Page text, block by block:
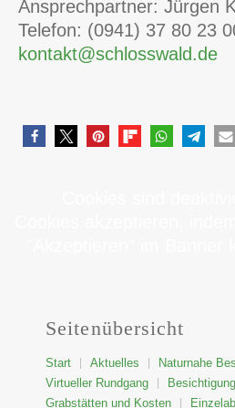
Ansprechpartner: Jürgen
Telefon: (0941) 37 80 23
kontakt@schlosswald.de
Seitenübersicht
Start Aktuelles
Naturnahe
Virtueller Rundgang
Grabstätten und Kosten